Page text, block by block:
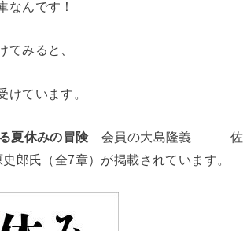
んです！
みると、
ています。
夏休みの冒険会員の大島隆義 佐
氏（全7章）が掲載されています。